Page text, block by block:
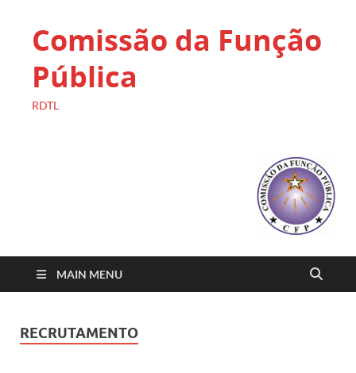
Comissão da Função
Pública
RDTL
MAIN MENU
RECRUTAMENTO